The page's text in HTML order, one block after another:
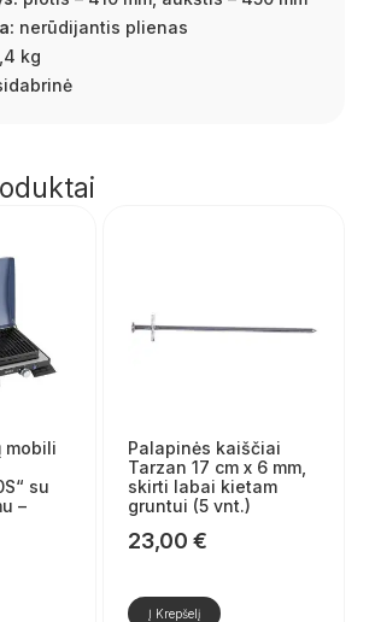
nerūdijantis plienas
kg
mobili
su
–
Palapinės kaiščiai
Tarzan 17 cm x 6 mm,
skirti labai kietam
gruntui (5 vnt.)
23,00 €
Į Krepšelį